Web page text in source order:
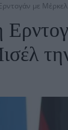
με Μέρκελ